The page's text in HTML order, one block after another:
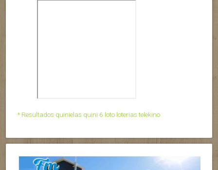
* Resultados quinielas quini 6 loto loterias telekino